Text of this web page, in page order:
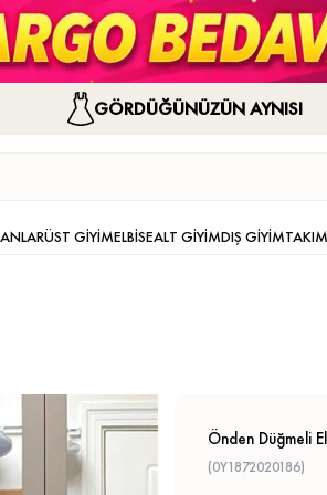
GÖRDÜĞÜNÜZÜN AYNISI
ÜST GİYİMELBİSEALT GİYİMDIŞ GİYİM
Önden Düğmeli
(0Y1872020186)